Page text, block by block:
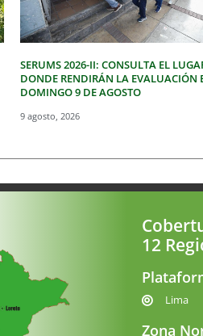
SERUMS 2026-II: CONSULTA EL
DONDE RENDIRÁN LA EVALUACIÓN
DOMINGO 9 DE AGOSTO
9 agosto, 2026
12
Lima
Zona